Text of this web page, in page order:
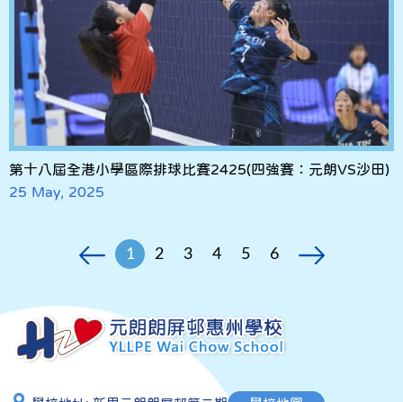
第十八屆全港小學區際排球比賽2425(四強賽：元朗VS沙田)
25 May, 2025
1 2 3 4 5 6